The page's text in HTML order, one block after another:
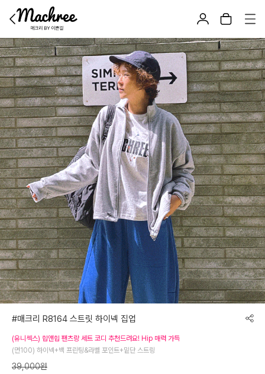
#매크리 R8164 스트릿 하이넥 집업
(유니섹스) 힙앤힙 팬츠랑 세트 코디 추천드려요! Hip 매력 가득
(면100) 하이넥+백 프린팅&라벨 포인트+밑단 스트링
39,000원